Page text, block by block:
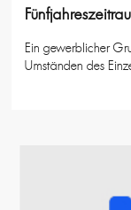
Ein gewerblicher
Umständen des